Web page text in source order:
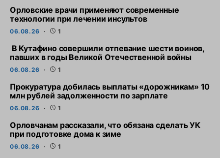
Орловские врачи применяют современные
технологии при лечении инсультов
06.08.26 1
В Кутафино совершили отпевание шести воинов,
павших в годы Великой Отечественной войны
06.08.26 1
Прокуратура добилась выплаты «дорожникам» 10
млн рублей задолженности по зарплате
06.08.26 1
Орловчанам рассказали, что обязана сделать УК
при подготовке дома к зиме
06.08.26 1